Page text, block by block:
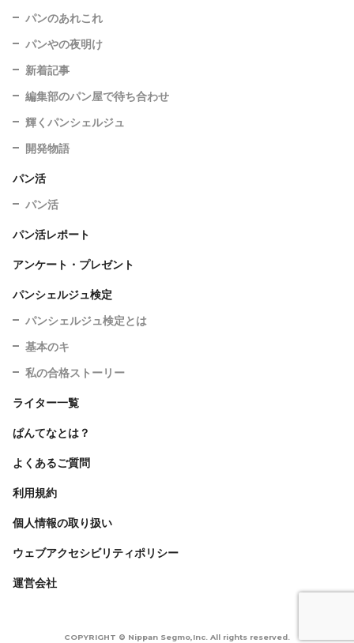
パンのあれこれ
パンやの夜明け
新着記事
編集部のパン屋で待ち合わせ
輝くパンシェルジュ
開発物語
パン活
パン活
パン活レポート
アンケート・プレゼント
パンシェルジュ検定
パンシェルジュ検定とは
基本のキ
私の合格ストーリー
ライター一覧
ぱんてなとは？
よくあるご質問
利用規約
個人情報の取り扱い
ウェブアクセシビリティポリシー
運営会社
COPYRIGHT © Nippan Segmo,Inc. All rights reserved.